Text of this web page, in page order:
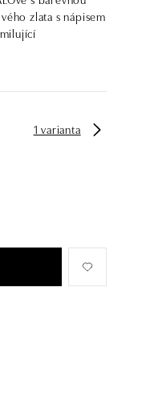
zlata s nápisem
1 varianta